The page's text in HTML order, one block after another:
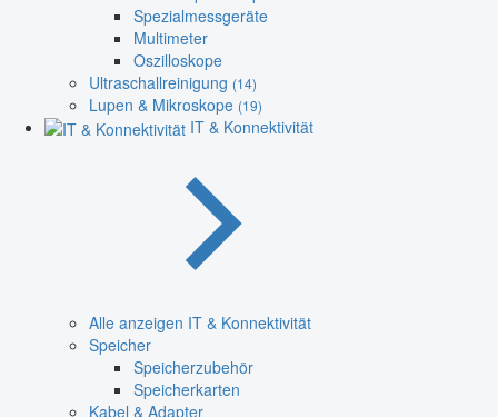
Spezialmessgeräte
Multimeter
Oszilloskope
Ultraschallreinigung (14)
Lupen & Mikroskope (19)
IT & Konnektivität
Alle anzeigen IT & Konnektivität
Speicher
Speicherzubehör
Speicherkarten
Kabel & Adapter